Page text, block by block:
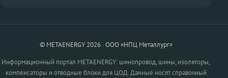
© METAENERGY 2026 · ООО «НПЦ Металлург»
Информационный портал METAENERGY: шинопровод, шины, изоляторы,
компенсаторы и отводные блоки для ЦОД. Данные носят справочный